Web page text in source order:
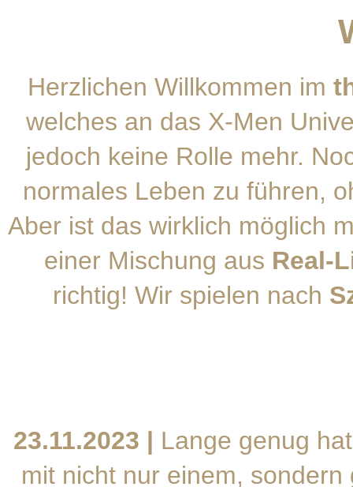
Herzlichen Willkommen im
welches an das X-Men
jedoch keine Rolle mehr.
normales Leben zu führen,
Aber ist das wirklich möglich
einer Mischung aus Real-
richtig! Wir spielen nach
23.11.2023 | Lange genug
mit nicht nur einem,